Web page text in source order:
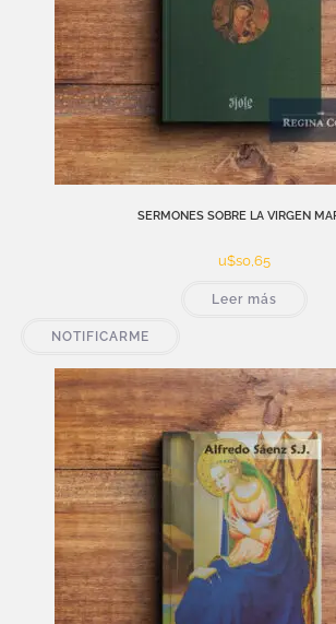
SERMONES SOBRE LA VIRGEN
u$s0,65
Leer más
NOTIFICARME